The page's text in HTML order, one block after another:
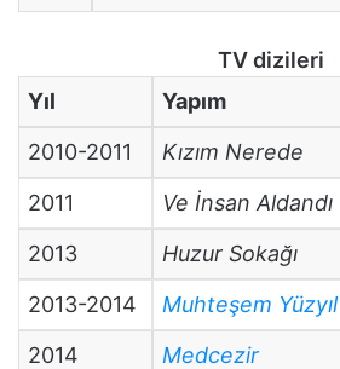
TV dizileri
Yıl
Yapım
2010-2011
Kızım Nerede
2011
Ve İnsan Aldandı
2013
Huzur Sokağı
2013-2014
Muhteşem Yüzyıl
2014
Medcezir